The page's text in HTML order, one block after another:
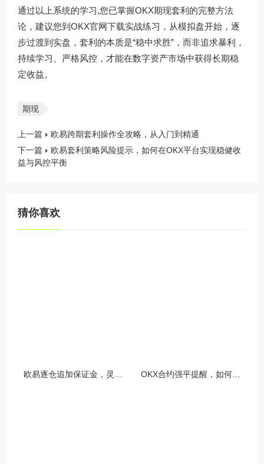
通过以上系统的学习,您已掌握OKX期现套利的完整方法
论，建议您到 OKX官网下载实战练习，从模拟盘开始，逐
步过渡到实盘，套利的本质是“稳中求胜”，而非追求暴利，
持续学习、严格风控，才能在数字资产市场中获得长期稳
定收益。
期现
上一篇
欧易跨期套利操作全攻略，从入门到精通
下一篇
欧易套利策略风险提示，如何在OKX平台实现稳健收
益与风控平衡
猜你喜欢